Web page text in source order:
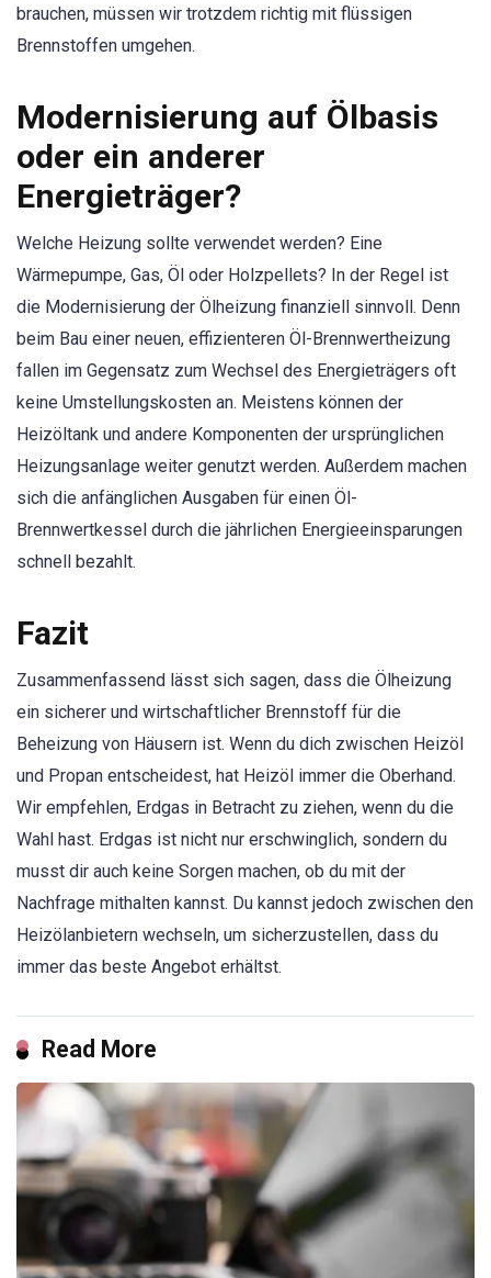
brauchen, müssen wir trotzdem richtig mit flüssigen
Brennstoffen umgehen.
Modernisierung auf Ölbasis
oder ein anderer
Energieträger?
Welche Heizung sollte verwendet werden? Eine
Wärmepumpe, Gas, Öl oder Holzpellets? In der Regel ist
die Modernisierung der Ölheizung finanziell sinnvoll. Denn
beim Bau einer neuen, effizienteren Öl-Brennwertheizung
fallen im Gegensatz zum Wechsel des Energieträgers oft
keine Umstellungskosten an. Meistens können der
Heizöltank und andere Komponenten der ursprünglichen
Heizungsanlage weiter genutzt werden. Außerdem machen
sich die anfänglichen Ausgaben für einen Öl-
Brennwertkessel durch die jährlichen Energieeinsparungen
schnell bezahlt.
Fazit
Zusammenfassend lässt sich sagen, dass die Ölheizung
ein sicherer und wirtschaftlicher Brennstoff für die
Beheizung von Häusern ist. Wenn du dich zwischen Heizöl
und Propan entscheidest, hat Heizöl immer die Oberhand.
Wir empfehlen, Erdgas in Betracht zu ziehen, wenn du die
Wahl hast. Erdgas ist nicht nur erschwinglich, sondern du
musst dir auch keine Sorgen machen, ob du mit der
Nachfrage mithalten kannst. Du kannst jedoch zwischen den
Heizölanbietern wechseln, um sicherzustellen, dass du
immer das beste Angebot erhältst.
Read More